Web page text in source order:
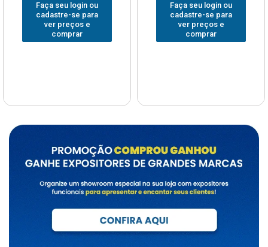
Faça seu login ou
cadastre-se para
ver preços e
comprar
Faça seu login ou
cadastre-se para
ver preços e
comprar